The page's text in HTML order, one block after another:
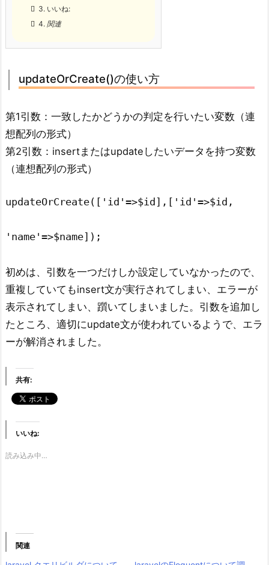
3. いいね:
4. 関連
updateOrCreate()の使い方
第1引数：一致したかどうかの判定を行いたい変数（連
想配列の形式）
第2引数：insertまたはupdateしたいデータを持つ変数
（連想配列の形式）
updateOrCreate(['id'=>$id],['id'=>$id,
'name'=>$name]);
初めは、引数を一つだけしか設定していなかったので、
重複していてもinsert文が実行されてしまい、エラーが
表示されてしまい、躓いてしまいました。引数を追加し
たところ、適切にupdate文が使われているようで、エラ
ーが解消されました。
共有:
いいね:
読み込み中…
関連